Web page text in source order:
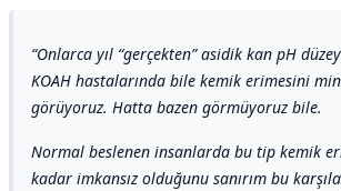
Onlarca yıl “gerçekten” asidik kan pH
KOAH hastalarında bile kemik erimesini
görüyoruz. Hatta bazen görmüyoruz bile.
Normal beslenen insanlarda bu tip kemik
kadar imkansız olduğunu sanırım bu